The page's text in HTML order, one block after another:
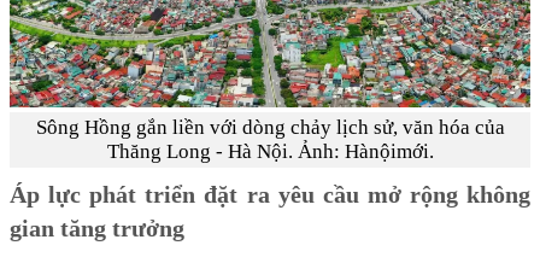
Sông Hồng gắn liền với dòng chảy lịch sử, văn hóa của
Thăng Long - Hà Nội. Ảnh: Hànộimới.
Áp lực phát triển đặt ra yêu cầu mở rộng không
gian tăng trưởng